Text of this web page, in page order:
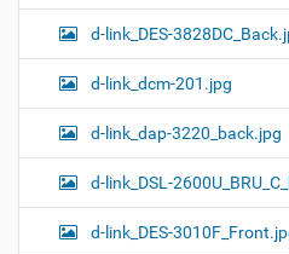
d-link_DES-
d-link_dcm-201.jpg
d-link_dap-3220_back.jpg
d-link_DSL-
d-link_DES-